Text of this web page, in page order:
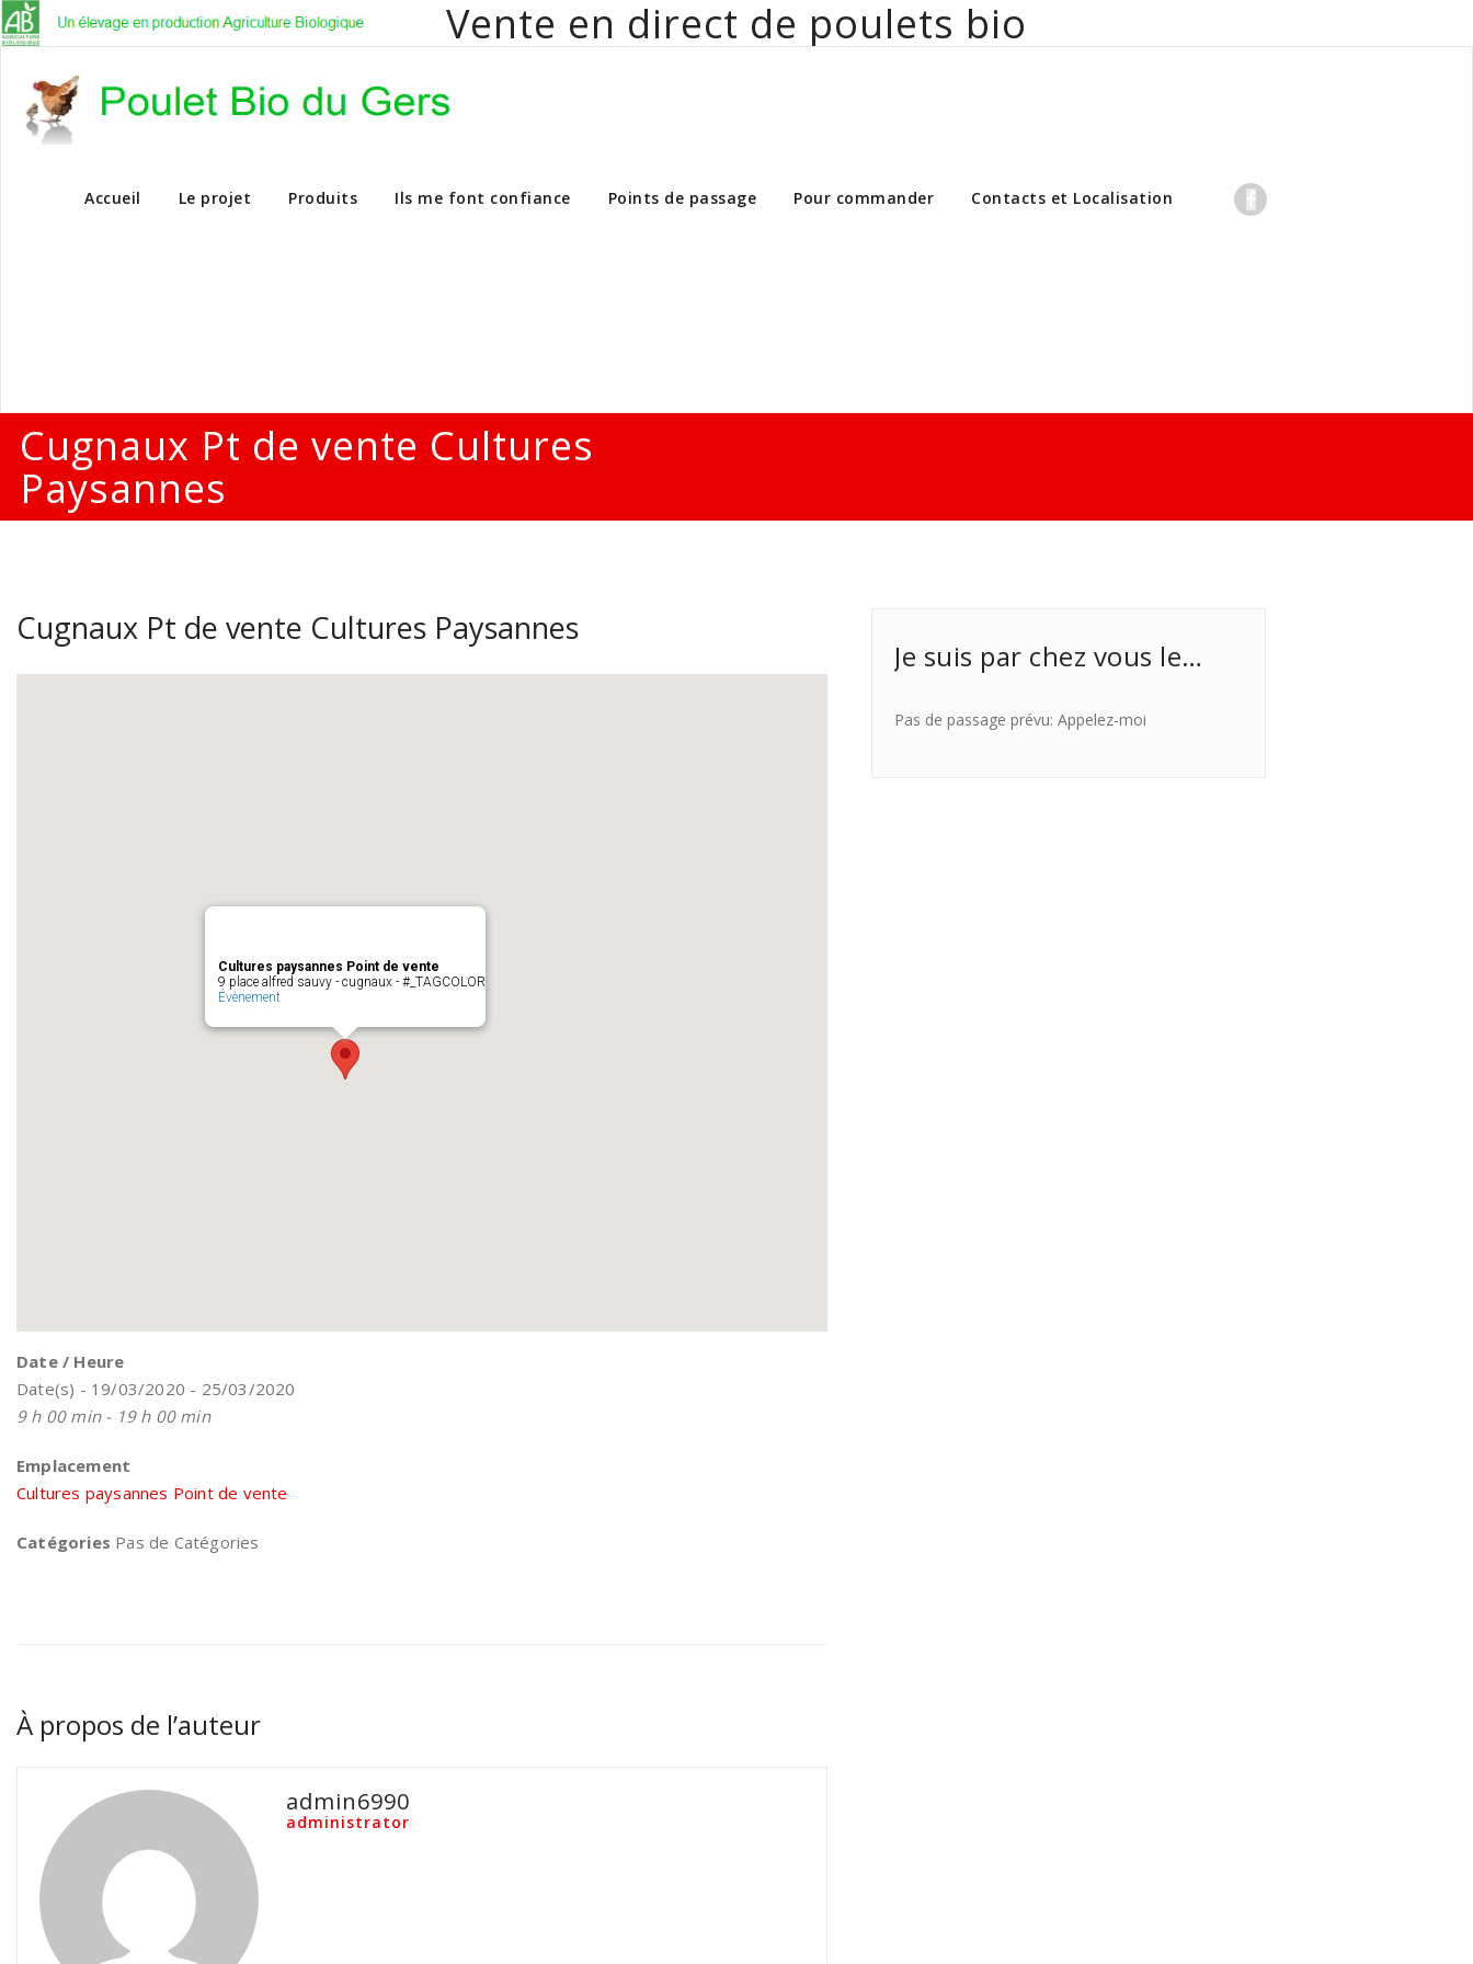
Vente en direct de poulets bio
Vente en direct de poulets bio aux particuliers et professionnels
Accueil Le projet Produits Ils me font confiance Points de passage Pour commander Contacts et Localisation
Cugnaux Pt de vente Cultures
Paysannes
Cugnaux Pt de vente Cultures Paysannes
Cultures paysannes Point de vente
9 place alfred sauvy - cugnaux - #_TAGCOLOR
Évènement
Date / Heure
Date(s) - 19/03/2020 - 25/03/2020
9 h 00 min - 19 h 00 min
Emplacement
Cultures paysannes Point de vente
Catégories Pas de Catégories
À propos de l’auteur
admin6990
administrator
Je suis par chez vous le…
Pas de passage prévu: Appelez-moi